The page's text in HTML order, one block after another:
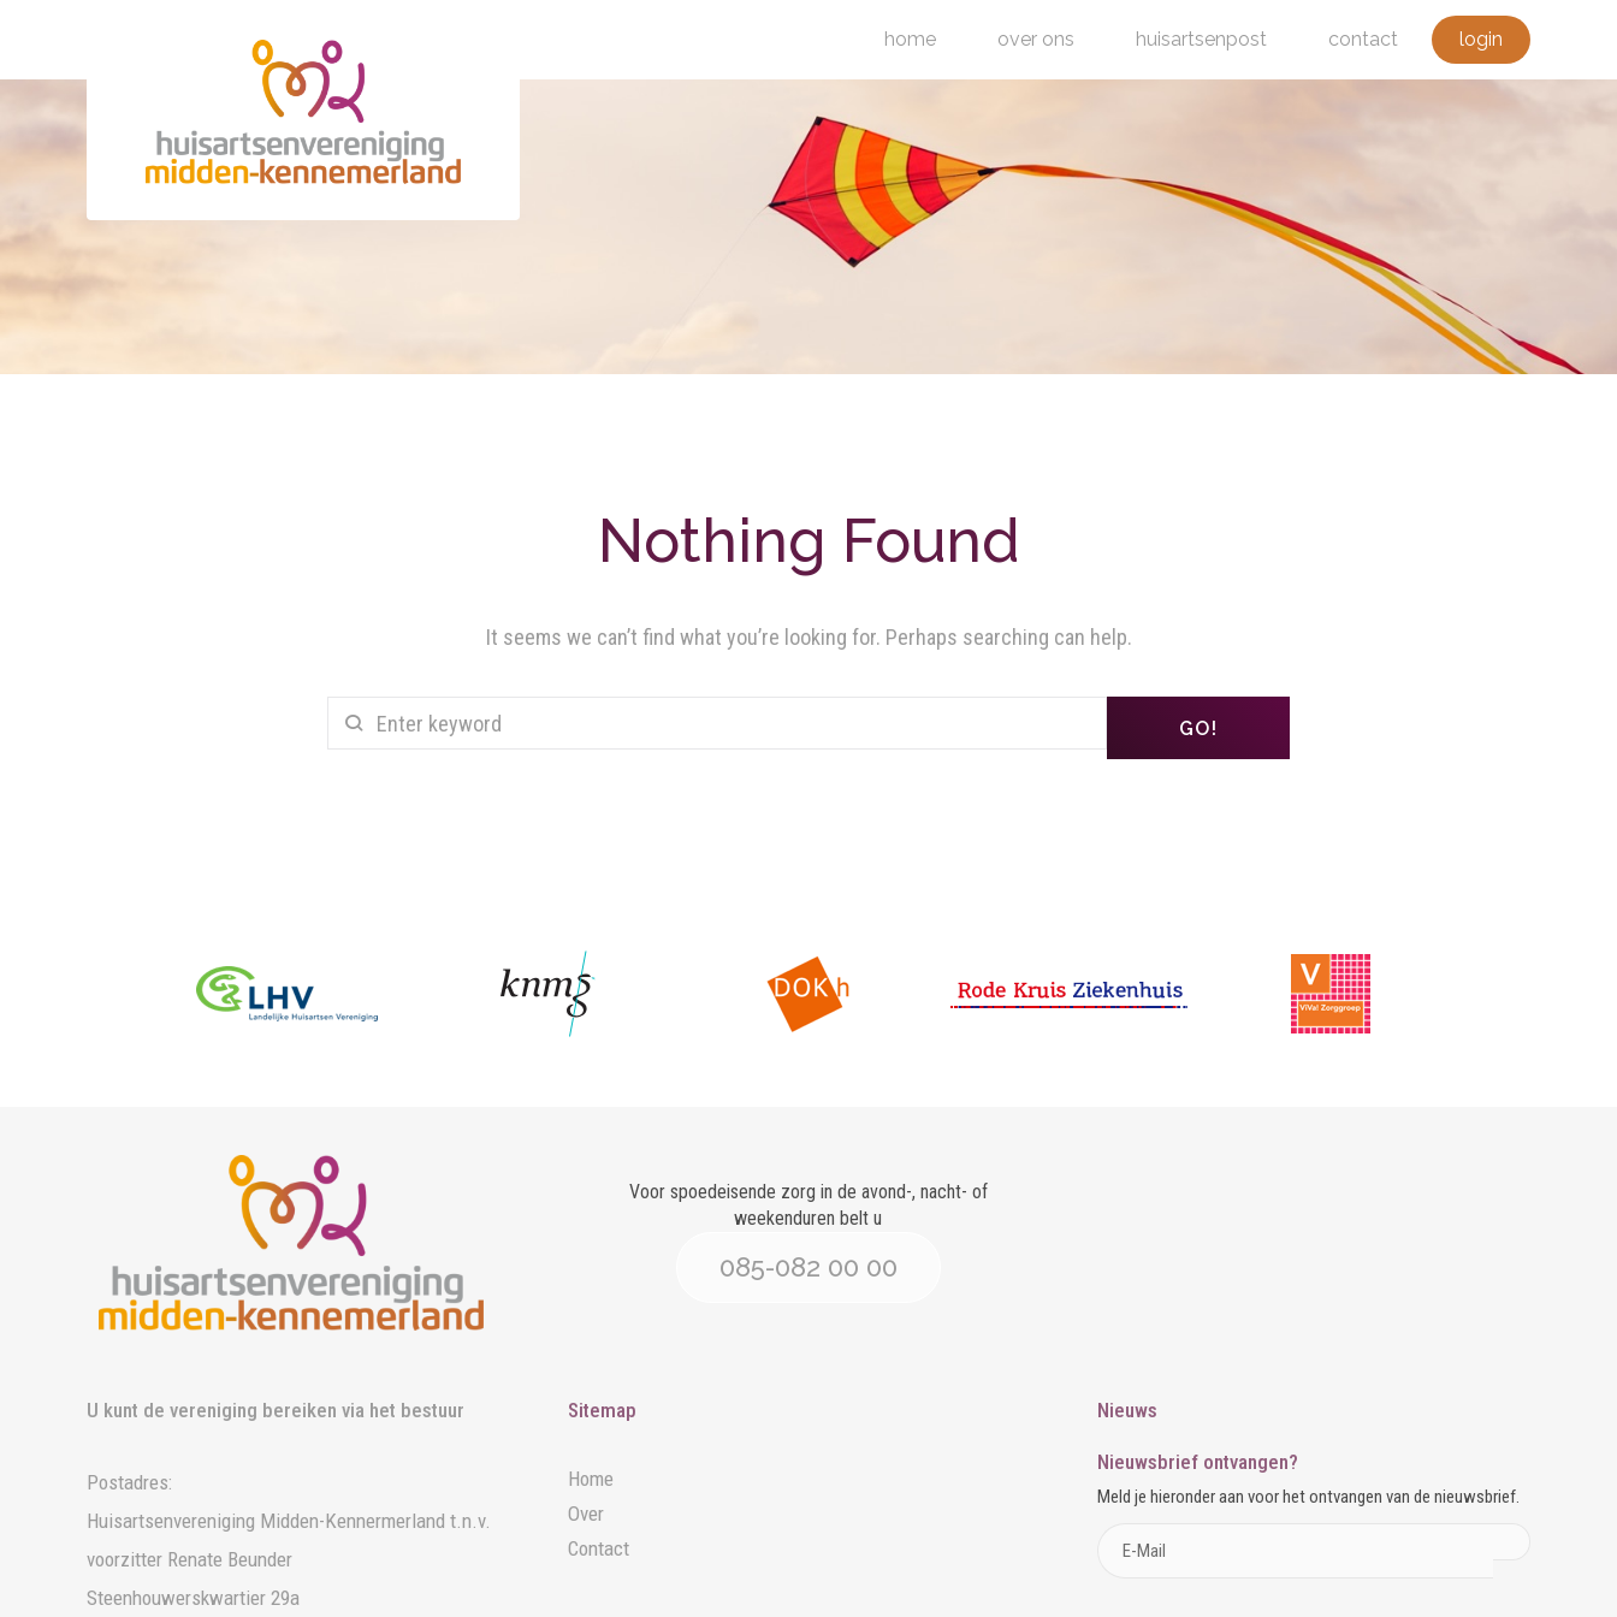
home over ons huisartsenpost contact login
Nothing Found
It seems we can’t find what you’re looking for. Perhaps searching can help.
GO!
Voor spoedeisende zorg in de avond-, nacht- of
weekenduren belt u
085-082 00 00
U kunt de vereniging bereiken via het bestuur
Postadres:
Huisartsenvereniging Midden-Kennermerland t.n.v.
voorzitter Renate Beunder
Steenhouwerskwartier 29a
Sitemap
Home
Over
Contact
Nieuws
Nieuwsbrief ontvangen?
Meld je hieronder aan voor het ontvangen van de nieuwsbrief.